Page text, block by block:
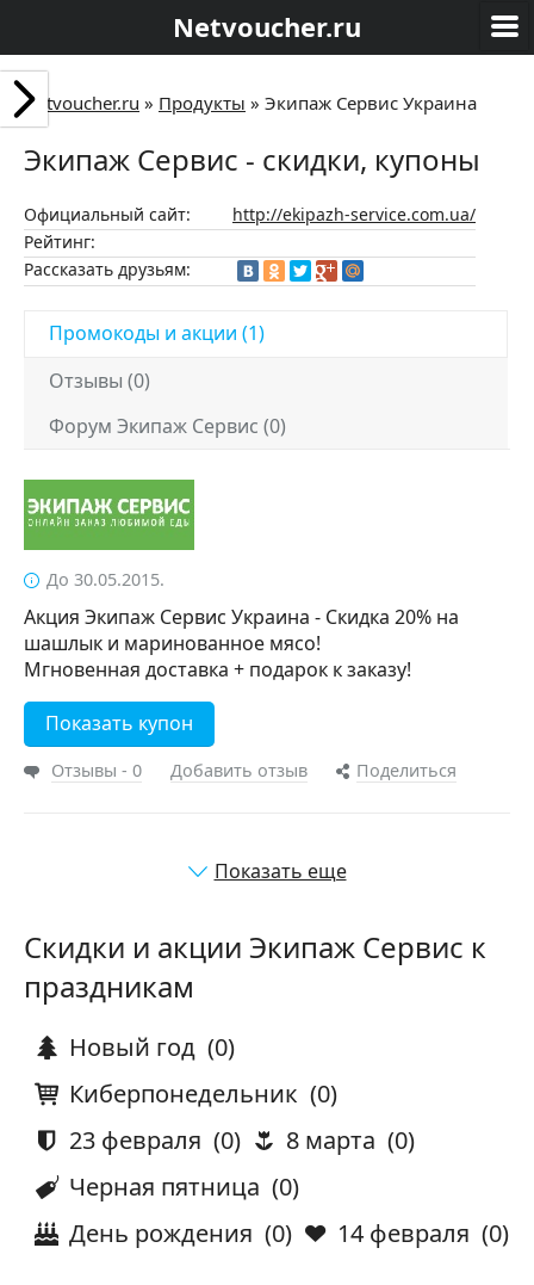
Netvoucher.ru
Netvoucher.ru » Продукты » Экипаж Сервис Украина
Экипаж Сервис - скидки, купоны
Официальный сайт:
http://ekipazh-service.com.ua/
Рейтинг:
Рассказать друзьям:
Промокоды и акции (1)
Отзывы (0)
Форум Экипаж Сервис (0)
До 30.05.2015.
Акция Экипаж Сервис Украина - Скидка 20% на
шашлык и маринованное мясо!
Мгновенная доставка + подарок к заказу!
Показать купон
Отзывы - 0 Добавить отзыв Поделиться
Показать еще
Скидки и акции Экипаж Сервис к
праздникам
Новый год (0)
Киберпонедельник (0)
23 февраля (0) 8 марта (0)
Черная пятница (0)
День рождения (0) 14 февраля (0)